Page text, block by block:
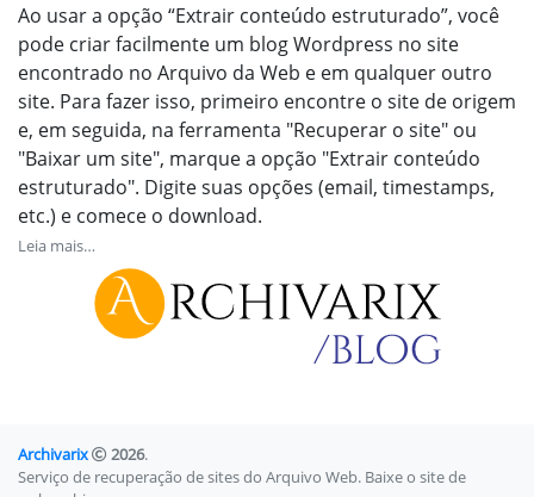
Ao usar a opção “Extrair conteúdo estruturado”, você
pode criar facilmente um blog Wordpress no site
encontrado no Arquivo da Web e em qualquer outro
site. Para fazer isso, primeiro encontre o site de origem
e, em seguida, na ferramenta "Recuperar o site" ou
"Baixar um site", marque a opção "Extrair conteúdo
estruturado". Digite suas opções (email, timestamps,
etc.) e comece o download.
Leia mais…
Archivarix 2026.
Serviço de recuperação de sites do Arquivo Web. Baixe o site de